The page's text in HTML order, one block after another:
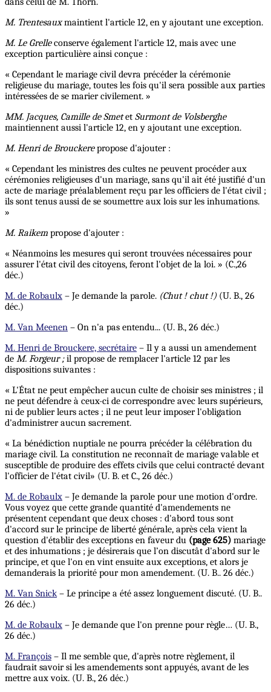
M. Trentesauxmaintient l'article 12, en y ajoutant une exception.
M. Le Grelleconserve également l'article 12, mais avec une
exception particulière ainsi conçue :
« Cependant le mariage civil devra précéder la cérémonie
religieuse du mariage, toutes les fois qu'il sera possible aux parties
intéressées de se marier civilement. »
MM. Jacques, Camille de Smetet Surmont de Volsberghe
maintiennent aussi l'article 12, en y ajoutant une exception.
M. Henri de Brouckerepropose d'ajouter :
« Cependant les ministres des cultes ne peuvent procéder aux
cérémonies religieuses d'un mariage, sans qu'il ait été justifié d'un
acte de mariage préalablement reçu par les officiers de l'état civil ;
ils sont tenus aussi de se soumettre aux lois sur les inhumations.
»
M. Raikem propose d'ajouter :
« Néanmoins les mesures qui seront trouvées nécessaires pour
assurer l'état civil des citoyens, feront l'objet de la loi. » (C.,26
déc.)
M. de Robaulx – Je demande la parole. (Chut ! chut !)(U. B., 26
déc.)
M. Van Meenen – On n'a pas entendu... (U. B., 26 déc.)
M. Henri de Brouckere, secrétaire – Il y a aussi un amendement
de M. Forgeur ;il propose de remplacer l'article 12 par les
dispositions suivantes :
« L'État ne peut empêcher aucun culte de choisir ses ministres ; il
ne peut défendre à ceux-ci de correspondre avec leurs supérieurs,
ni de publier leurs actes ; il ne peut leur imposer l'obligation
d'administrer aucun sacrement.
« La bénédiction nuptiale ne pourra précéder la célébration du
mariage civil. La constitution ne reconnaît de mariage valable et
susceptible de produire des effets civils que celui contracté devant
l'officier de l'état civil» (U. B. et C., 26 déc.)
M. de Robaulx – Je demande la parole pour une motion d'ordre.
Vous voyez que cette grande quantité d'amendements ne
présentent cependant que deux choses : d'abord tous sont
d'accord sur le principe de liberté générale, après cela vient la
question d'établir des exceptions en faveur du (page 625) mariage
et des inhumations ; je désirerais que l’on discutât d'abord sur le
principe, et que l'on en vint ensuite aux exceptions, et alors je
demanderais la priorité pour mon amendement. (U. B.. 26 déc.)
M. Van Snick– Le principe a été assez longuement discuté. (U. B..
26 déc.)
M. de Robaulx – Je demande que l'on prenne pour règle… (U. B.,
26 déc.)
M. François – Il me semble que, d'après notre règlement, il
faudrait savoir si les amendements sont appuyés, avant de les
mettre aux voix. (U. B., 26 déc.)